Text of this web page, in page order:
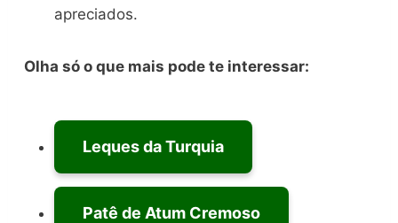
apreciados.
Olha só o que mais pode te interessar:
Leques da Turquia
Patê de Atum Cremoso